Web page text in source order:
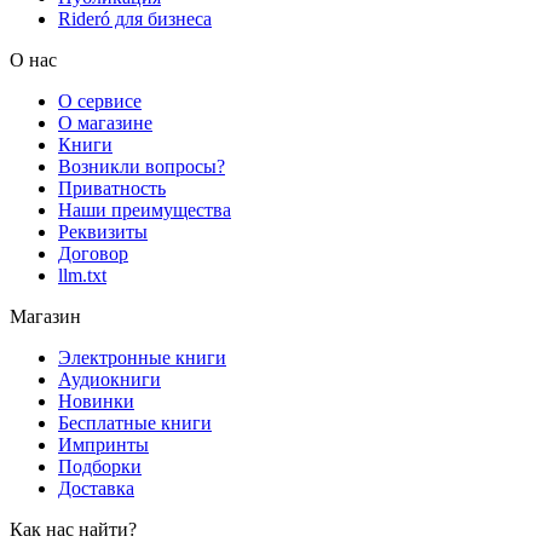
Rideró для бизнеса
О нас
О сервисе
О магазине
Книги
Возникли вопросы?
Приватность
Наши преимущества
Реквизиты
Договор
llm.txt
Магазин
Электронные книги
Аудиокниги
Новинки
Бесплатные книги
Импринты
Подборки
Доставка
Как нас найти?